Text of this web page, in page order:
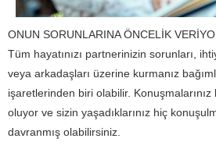
ONUN SORUNLARINA ÖNCELİK
Tüm hayatınızı partnerinizin sorunları,
veya arkadaşları üzerine kurmanız
işaretlerinden biri olabilir.
oluyor ve sizin yaşadıklarınız hiç
davranmış olabilirsiniz.